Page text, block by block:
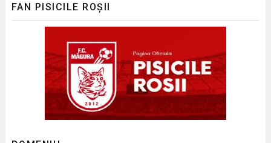
FAN PISICILE ROȘII